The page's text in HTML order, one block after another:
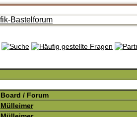
Board / Forum
Mülleimer